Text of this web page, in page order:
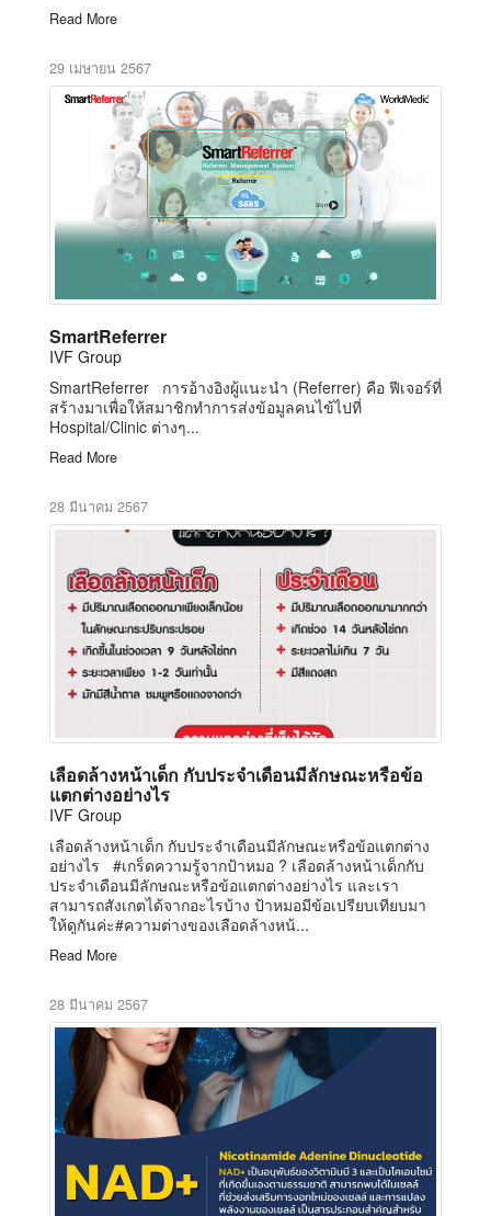
Read More
29 เมษายน 2567
SmartReferrer
IVF Group
SmartReferrer การอ้างอิงผู้แนะนำ (Referrer) คือ ฟีเจอร์ที่
สร้างมาเพื่อให้สมาชิกทำการส่งข้อมูลคนไข้ไปที่
Hospital/Clinic ต่างๆ...
Read More
28 มีนาคม 2567
เลือดล้างหน้าเด็ก กับประจำเดือนมีลักษณะหรือข้อ
แตกต่างอย่างไร
IVF Group
เลือดล้างหน้าเด็ก กับประจำเดือนมีลักษณะหรือข้อแตกต่าง
อย่างไร #เกร็ดความรู้จากป้าหมอ ? เลือดล้างหน้าเด็กกับ
ประจำเดือนมีลักษณะหรือข้อแตกต่างอย่างไร และเรา
สามารถสังเกตได้จากอะไรบ้าง ป้าหมอมีข้อเปรียบเทียบมา
ให้ดูกันค่ะ#ความต่างของเลือดล้างหน้...
Read More
28 มีนาคม 2567